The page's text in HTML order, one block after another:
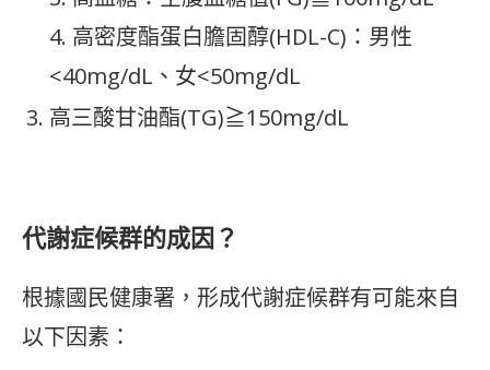
4. 高密度酯蛋白膽固醇(HDL-C)：男性
<40mg/dL、女<50mg/dL
高三酸甘油酯(TG)≧150mg/dL
代謝症候群的成因？
根據國民健康署，形成代謝症候群有可能來自
以下因素：